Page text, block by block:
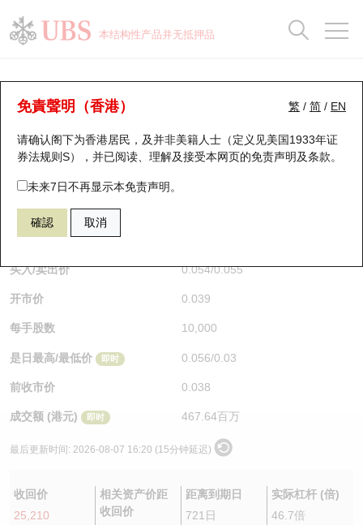
本结构性产品并无抵押品
繁 / 简 / EN
免責聲明（香港）
请确认阁下为香港居民，及并非美籍人士（定义见美国1933年证
券法规则S），并已阅读、理解及接受本网页的免责声明及条款。
未来7日不再显示本免责声明。
確認 取消
牛熊证分析仪
表现 街货统计 比较
67438 瑞银牛证 HSI 恒生指数
$0.055 0.017
买入/卖出价 0.054/0.055
开市价 0.039
每手股数 10,000
是日最高/最低价 即时 0.056/0.03
前收市价 0.038
成交额 (港元) 即时 467.64百万
最后更新时间: 2026-08-07 16:20 (15分钟延迟)
收回价
25,210
相关资产价距
收回价
距离到期日
721日
实际杠杆 (倍)
46.7倍
瑞银认股证一览
新发行瑞银认股证
即将到期认股证
认股证到期结算价查找
认股证分析仪
认股证速算机
认股证/牛熊证日志
认股证文件及公告
街货统计
比较
牛熊全景快搜
牛熊证搜寻
牛熊证街货分布图
正股牛熊证列表
新发行瑞银牛熊证
已收回牛熊证剩余价值
牛熊证到期结算价查找
牛熊证分析仪
牛熊证文件及公告
街货统计
比较
十大升幅/跌幅
十大认股证成交分布
十天股证占大市成交
资金流
街货统计
三十大平均引伸波幅
正股分析仪
二十大活跃股份
恒指成份股
国指成份股
科指成份股
相关资产沽空
中资ETFs溢价比较
AH 股价对照
持股比重
显示所有持股比重
每月轮证大市专题
轮证专栏
讲座及教育短片
认股证投资者教育
牛熊证投资者教育
认股证牛熊证常问问题